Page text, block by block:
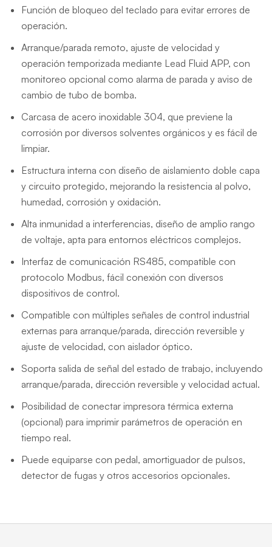
Función de bloqueo del teclado para evitar errores de
operación.
Arranque/parada remoto, ajuste de velocidad y
operación temporizada mediante Lead Fluid APP, con
monitoreo opcional como alarma de parada y aviso de
cambio de tubo de bomba.
Carcasa de acero inoxidable 304, que previene la
corrosión por diversos solventes orgánicos y es fácil de
limpiar.
Estructura interna con diseño de aislamiento doble capa
y circuito protegido, mejorando la resistencia al polvo,
humedad, corrosión y oxidación.
Alta inmunidad a interferencias, diseño de amplio rango
de voltaje, apta para entornos eléctricos complejos.
Interfaz de comunicación RS485, compatible con
protocolo Modbus, fácil conexión con diversos
dispositivos de control.
Compatible con múltiples señales de control industrial
externas para arranque/parada, dirección reversible y
ajuste de velocidad, con aislador óptico.
Soporta salida de señal del estado de trabajo, incluyendo
arranque/parada, dirección reversible y velocidad actual.
Posibilidad de conectar impresora térmica externa
(opcional) para imprimir parámetros de operación en
tiempo real.
Puede equiparse con pedal, amortiguador de pulsos,
detector de fugas y otros accesorios opcionales.